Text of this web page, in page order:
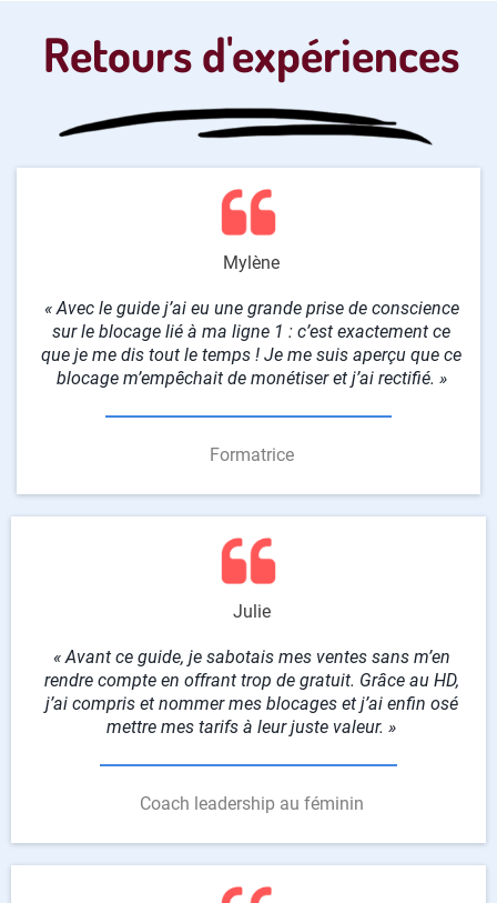
Retours d'expériences
Mylène
« Avec le guide j’ai eu une grande prise de conscience
sur le blocage lié à ma ligne 1 : c’est exactement ce
que je me dis tout le temps ! Je me suis aperçu que ce
blocage m’empêchait de monétiser et j’ai rectifié. »
Formatrice
Julie
« Avant ce guide, je sabotais mes ventes sans m’en
rendre compte en offrant trop de gratuit. Grâce au HD,
j’ai compris et nommer mes blocages et j’ai enfin osé
mettre mes tarifs à leur juste valeur. »
Coach leadership au féminin